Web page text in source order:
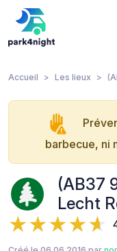
Accueil Les lieux
barbecue, ni
(AB37
Lecht